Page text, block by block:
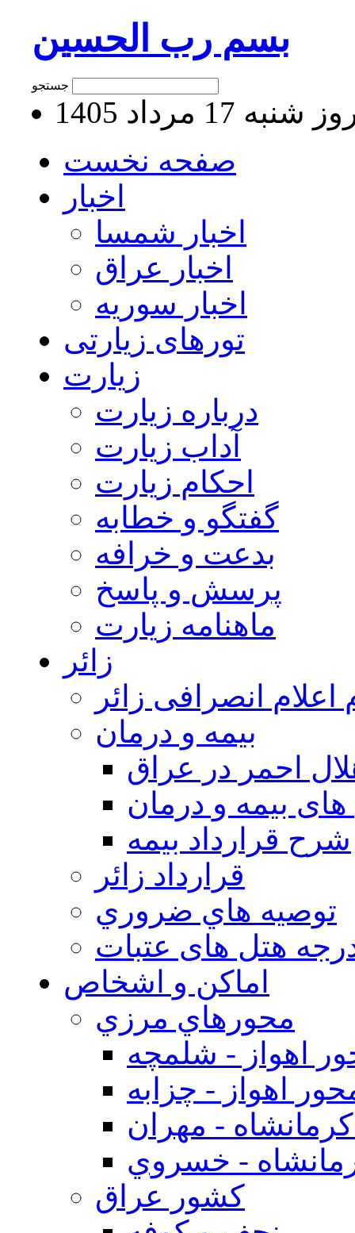
بسم رب الحسین
17 مرداد 1405
صفحه نخست
اخبار
اخبار شمسا
اخبار عراق
اخبار سوریه
تورهای زیارتی
زیارت
درباره زیارت
آداب زیارت
احکام زیارت
گفتگو و خطابه
بدعت و خرافه
پرسش و پاسخ
ماهنامه زیارت
زائر
اعلام انصرافی زائر
بيمه و درمان
احمر در عراق
بیمه و درمان
شرح قرارداد بیمه
قرارداد زائر
توصيه هاي ضروري
هتل های عتبات
اماکن و اشخاص
محورهاي مرزي
اهواز - شلمچه
اهواز - چزابه
- مهران
- خسروي
كشور عراق